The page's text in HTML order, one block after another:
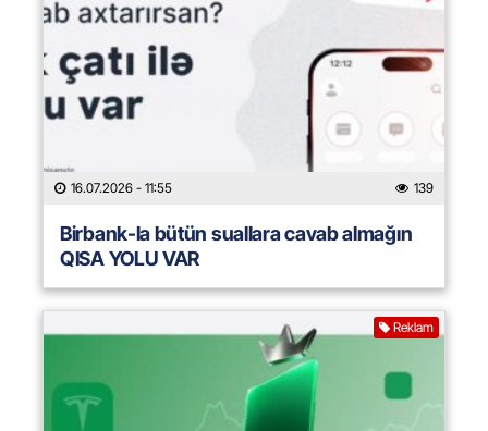
16.07.2026 - 11:55 139
Birbank-la bütün suallara cavab almağın
QISA YOLU VAR
Reklam